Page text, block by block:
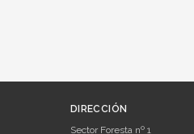
DIRECCIÓN
Sector Foresta nº 1